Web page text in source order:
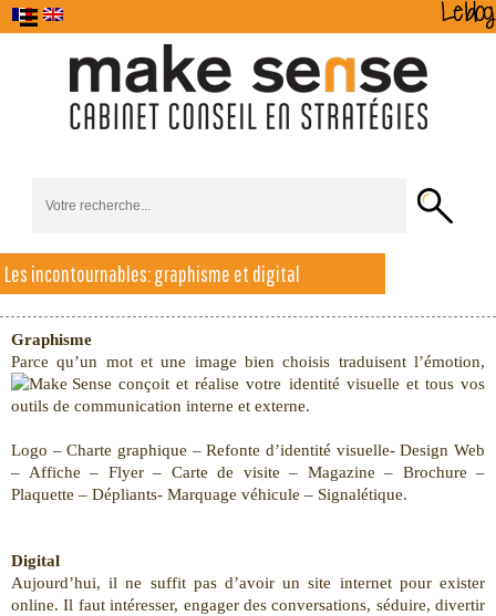
Accueil
Le Cabinet
Stratégie
d’Entreprise
Stratégie
de
Marque
Les incontournables: graphisme et digital
Graphisme
Parce qu’un mot et une image bien choisis traduisent l’émotion,
conçoit et réalise votre identité visuelle et tous vos
outils de communication interne et externe.
Logo – Charte graphique – Refonte d’identité visuelle- Design Web
– Affiche – Flyer – Carte de visite – Magazine – Brochure –
Plaquette – Dépliants- Marquage véhicule – Signalétique.
Digital
Aujourd’hui, il ne suffit pas d’avoir un site internet pour exister
online. Il faut intéresser, engager des conversations, séduire, divertir